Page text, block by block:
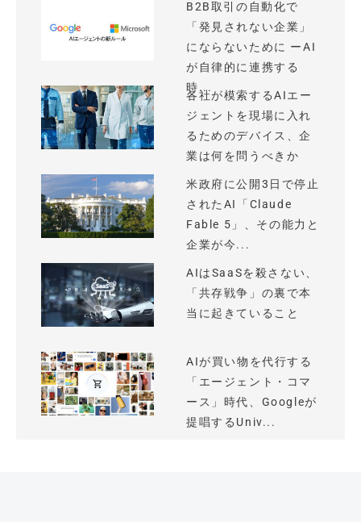
B2B取引の自動化で
「発見されない企業」
にならないために ーAI
が自律的に連携する
時...
各社が模索するAIエー
ジェントを現場に入れ
るためのデバイス、企
業は何を問うべきか
米政府に公開3日で停止
されたAI「Claude
Fable 5」、その能力と
企業が今...
AIはSaaSを殺さない、
「共存戦争」の裏で本
当に起きていること
AIが買い物を代行する
「エージェント・コマ
ース」時代、Googleが
提唱するUniv...